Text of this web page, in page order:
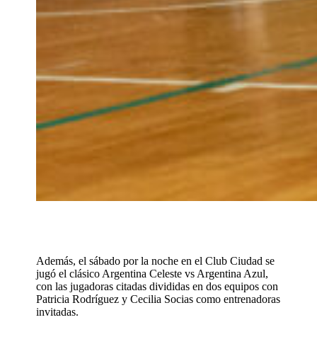
Además, el sábado por la noche en el Club Ciudad se
jugó el clásico Argentina Celeste vs Argentina Azul,
con las jugadoras citadas divididas en dos equipos con
Patricia Rodríguez y Cecilia Socias como entrenadoras
invitadas.